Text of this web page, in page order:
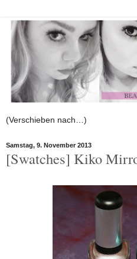
Samstag, 9. November 2013
[Swatches] Kiko